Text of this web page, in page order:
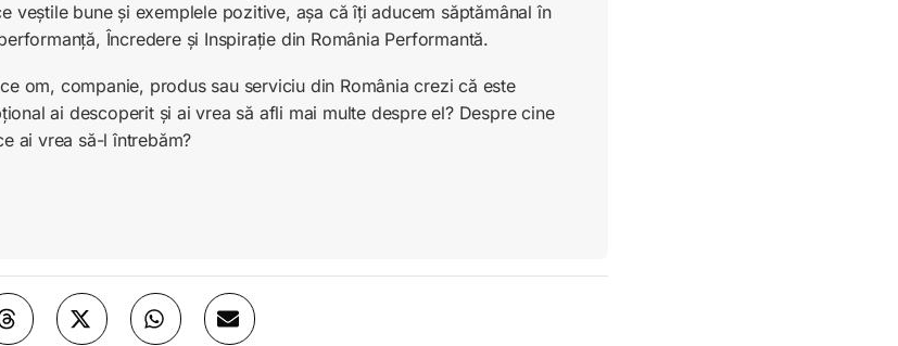
veștile bune și exemplele pozitive, așa că îți aducem săptămânal în
Încredere și Inspirație din România Performantă.
om, companie, produs sau serviciu din România crezi că este
ai descoperit și ai vrea să afli mai multe despre el? Despre cine
ai vrea să-l întrebăm?